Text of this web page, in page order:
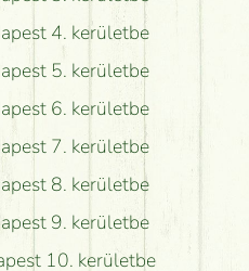
4. kerületbe
5. kerületbe
6. kerületbe
7. kerületbe
8. kerületbe
9. kerületbe
10. kerületbe